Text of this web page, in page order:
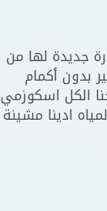
جديدة لها من
بدون أكمام
الكل اسكوزمي
ادينا مشينة